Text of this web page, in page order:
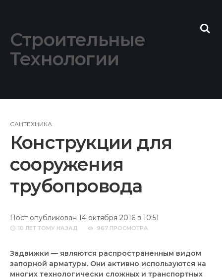
Строительные
Технологии
САНТЕХНИКА
Конструкции для
сооружения
трубопровода
Пост опубликован 14 октября 2016 в 10:51
10 ЛЕТ ТОМУ НАЗАД 967 ПРОСМОТРА
Задвижки — являются распространенным видом
запорной арматуры. Они активно используются на
многих технологически сложных и транспортных